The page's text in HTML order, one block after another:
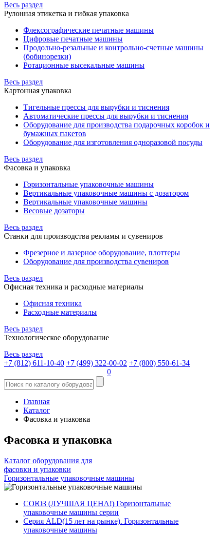
Весь раздел
Рулонная этикетка и гибкая упаковка
Флексографические печатные машины
Цифровые печатные машины
Продольно-резальные и контрольно-счетные машины
(бобинорезки)
Ротационные высекальные машины
Весь раздел
Картонная упаковка
Тигельные прессы для вырубки и тиснения
Автоматические прессы для вырубки и тиснения
Оборудование для производства подарочных коробок и
бумажных пакетов
Оборудование для изготовления одноразовой посуды
Весь раздел
Фасовка и упаковка
Горизонтальные упаковочные машины
Вертикальные упаковочные машины с дозатором
Вертикальные упаковочные машины
Весовые дозаторы
Весь раздел
Станки для производства рекламы и сувениров
Фрезерное и лазерное оборудование, плоттеры
Оборудование для производства сувениров
Весь раздел
Офисная техника и расходные материалы
Офисная техника
Расходные материалы
Весь раздел
Технологическое оборудование
Весь раздел
+7 (812) 611-10-40 +7 (499) 322-00-02 +7 (800) 550-61-34
0
Главная
Каталог
Фасовка и упаковка
Фасовка и упаковка
Каталог оборудования для
фасовки и упаковки
Горизонтальные упаковочные машины
СОЮЗ (ЛУЧШАЯ ЦЕНА!) Горизонтальные
упаковочные машины серии
Серия ALD(15 лет на рынке). Горизонтальные
упаковочные машины